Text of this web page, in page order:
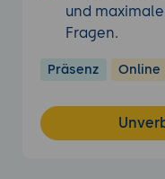
und
Fragen.
Präsenz Online